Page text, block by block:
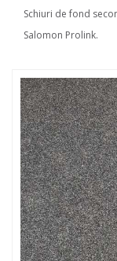
Schiuri de fond
Salomon Prolink.